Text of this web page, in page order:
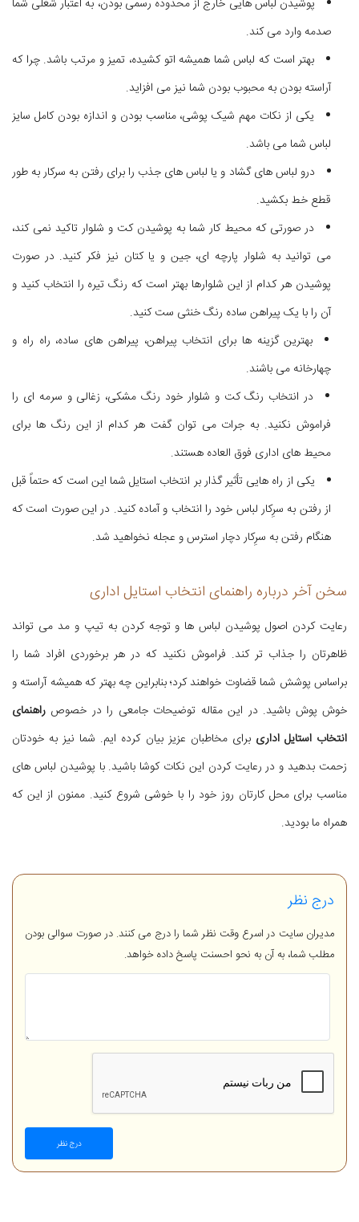
پوشیدن لباس هایی خارج از محدوده رسمی بودن، به اعتبار شغلی شما
صدمه وارد می کند.
بهتر است که لباس شما همیشه اتو کشیده، تمیز و مرتب باشد. چرا که
آراسته بودن به محبوب بودن شما نیز می افزاید.
یکی از نکات مهم شیک پوشی، مناسب بودن و اندازه بودن کامل سایز
لباس شما می باشد.
درو لباس های گشاد و یا لباس های جذب را برای رفتن به سرکار به طور
قطع خط بکشید.
در صورتی که محیط کار شما به پوشیدن کت و شلوار تاکید نمی کند،
می توانید به شلوار پارچه ای، جین و یا کتان نیز فکر کنید. در صورت
پوشیدن هر کدام از این شلوارها بهتر است که رنگ تیره را انتخاب کنید و
آن را با یک پیراهن ساده رنگ خنثی ست کنید.
بهترین گزینه ها برای انتخاب پیراهن، پیراهن های ساده، راه راه و
چهارخانه می باشند.
در انتخاب رنگ کت و شلوار خود رنگ مشکی، زغالی و سرمه ای را
فراموش نکنید. به جرات می توان گفت هر کدام از این رنگ ها برای
محیط های اداری فوق العاده هستند.
یکی از راه هایی تأثیر گذار بر انتخاب استایل شما این است که حتماً قبل
از رفتن به سرِکار لباس خود را انتخاب و آماده کنید. در این صورت است که
هنگام رفتن به سرِکار دچار استرس و عجله نخواهید شد.
سخن آخر درباره راهنمای انتخاب استایل اداری
رعایت کردن اصول پوشیدن لباس ها و توجه کردن به تیپ و مد می تواند
ظاهرتان را جذاب تر کند. فراموش نکنید که در هر برخوردی افراد شما را
براساس پوشش شما قضاوت خواهند کرد؛ بنابراین چه بهتر که همیشه آراسته و
خوش پوش باشید. در این مقاله توضیحات جامعی را در خصوص راهنمای
انتخاب استایل اداری برای مخاطبان عزیز بیان کرده ایم. شما نیز به خودتان
زحمت بدهید و در رعایت کردن این نکات کوشا باشید. با پوشیدن لباس های
مناسب برای محل کارتان روز خود را با خوشی شروع کنید. ممنون از این که
همراه ما بودید.
درج نظر
مدیران سایت در اسرع وقت نظر شما را درج می کنند. در صورت سوالی بودن
مطلب شما، به آن به نحو احسنت پاسخ داده خواهد.
درج نظر